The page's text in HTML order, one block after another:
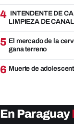
4 INTENDENTE DE
LIMPIEZA DE
5 El mercado de la
gana terreno
6 Muerte de
En Paraguay